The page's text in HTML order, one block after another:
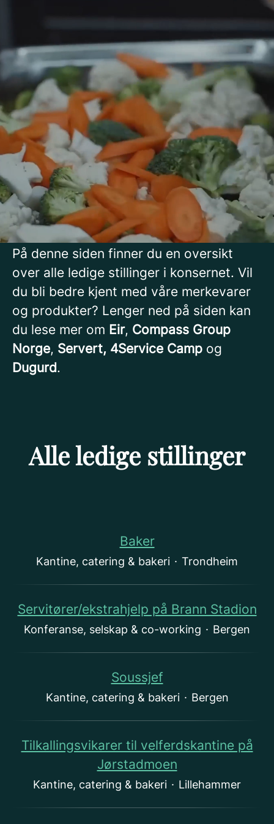
Din karriere i
Compass Group Norge
Blir du en del av Compass Group, vil du
jobbe i et selskap som er
verdensledende på mat og service.
I Norge finner du oss over hele landet,
og vi gleder oss til å bli kjent med deg!
På denne siden kan du utforske våre
tjenesteområder og se ledige stillinger.
På denne siden finner du en oversikt
over alle ledige stillinger i konsernet. Vil
du bli bedre kjent med våre merkevarer
og produkter? Lenger ned på siden kan
du lese mer om Eir, Compass Group
Norge, Servert, 4Service Camp og
Dugurd.
Alle ledige stillinger
Baker
Kantine, catering & bakeri · Trondheim
Servitører/ekstrahjelp på Brann Stadion
Konferanse, selskap & co-working · Bergen
Soussjef
Kantine, catering & bakeri · Bergen
Tilkallingsvikarer til velferdskantine på
Jørstadmoen
Kantine, catering & bakeri · Lillehammer